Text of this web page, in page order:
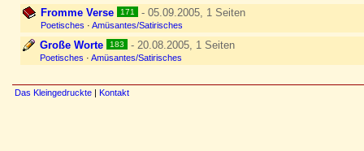
Fromme Verse 171 - 05.09.2005, 1 Seiten
Poetisches · Amüsantes/Satirisches
Große Worte 183 - 20.08.2005, 1 Seiten
Poetisches · Amüsantes/Satirisches
Das Kleingedruckte | Kontakt